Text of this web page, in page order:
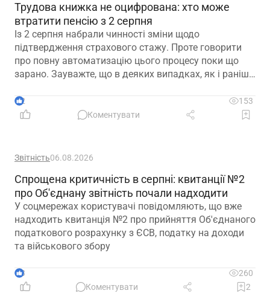
Трудова книжка не оцифрована: хто може
втратити пенсію з 2 серпня
Із 2 серпня набрали чинності зміни щодо
підтвердження страхового стажу. Проте говорити
про повну автоматизацію цього процесу поки що
зарано. Зауважте, що в деяких випадках, як і раніше,
підтвердження стажу і призначення пенсії
2
153
Коментувати
Звітність06.08.2026
Спрощена критичність в серпні: квитанції №2
про Об'єднану звітність почали надходити
У соцмережах користувачі повідомляють, що вже
надходить квитанція №2 про прийняття Об'єднаного
податкового розрахунку з ЄСВ, податку на доходи
та військового збору
3
260
Коментувати
2